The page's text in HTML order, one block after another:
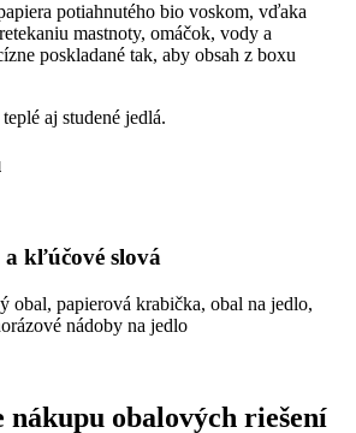
potiahnutého bio voskom, vďaka
mastnoty, omáčok, vody a
poskladané tak, aby obsah z boxu
aj studené jedlá.
kľúčové slová
obal, papierová krabička, obal na jedlo,
nádoby na jedlo
nákupu obalových riešení